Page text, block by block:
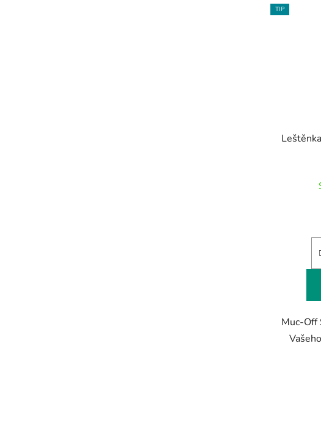
TIP
Muc-Off